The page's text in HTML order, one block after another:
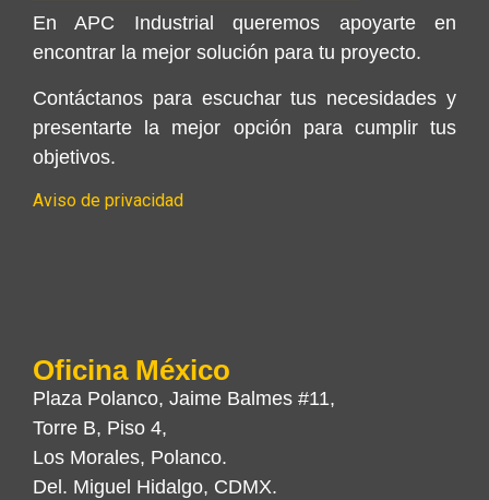
En APC Industrial queremos apoyarte en
encontrar la mejor solución para tu proyecto.
Contáctanos para escuchar tus necesidades y
presentarte la mejor opción para cumplir tus
objetivos.
Aviso de privacidad
Oficina México
Plaza Polanco, Jaime Balmes #11,
Torre B, Piso 4,
Los Morales, Polanco.
Del. Miguel Hidalgo, CDMX.